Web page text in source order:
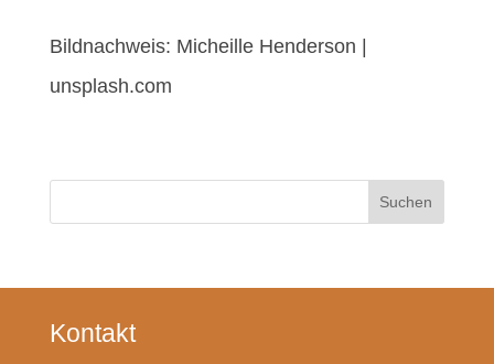
Bildnachweis: Micheille Henderson |
unsplash.com
Suchen
Kontakt